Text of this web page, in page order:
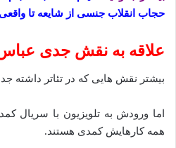
حجاب انقلاب جنسی از شایعه تا واقعی
علاقه به نقش جدی
بیشتر نقش هایی که در تئاتر داشته
اما ورودش به تلویزیون با سریال
همه کارهایش کمدی هستند.